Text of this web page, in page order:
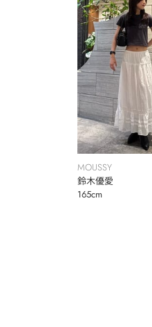
MOUSSY
鈴木優愛
165cm